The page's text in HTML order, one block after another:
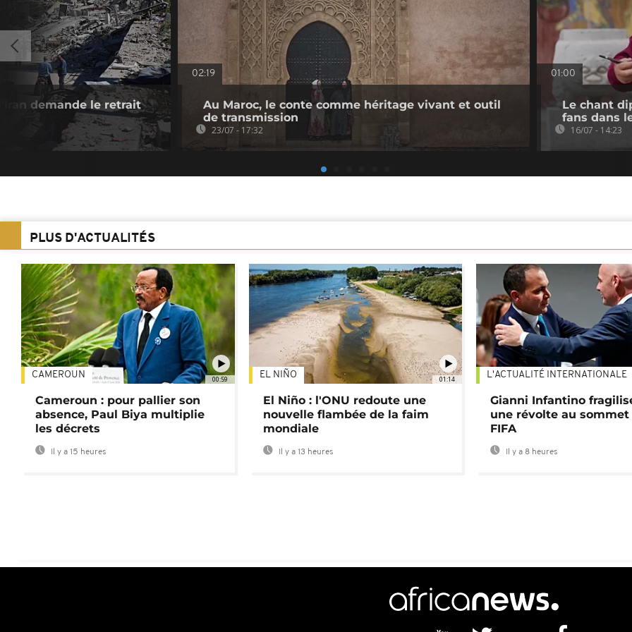
demande le retrait
02:19
Au Maroc, le conte comme héritage vivant et outil
de transmission
23/07 - 17:32
01:00
Le chant
fans dans
16/07 - 14:23
PLUS D'ACTUALITÉS
00:59
CAMEROUN
Cameroun : pour pallier son
absence, Paul Biya multiplie
les décrets
Il y a 15 heures
01:14
EL NIÑO
El Niño : l'ONU redoute une
nouvelle flambée de la faim
mondiale
Il y a 13 heures
L'ACTUALITÉ INTERNATIONALE
Gianni Infantino
une révolte au sommet
FIFA
Il y a 8 heures